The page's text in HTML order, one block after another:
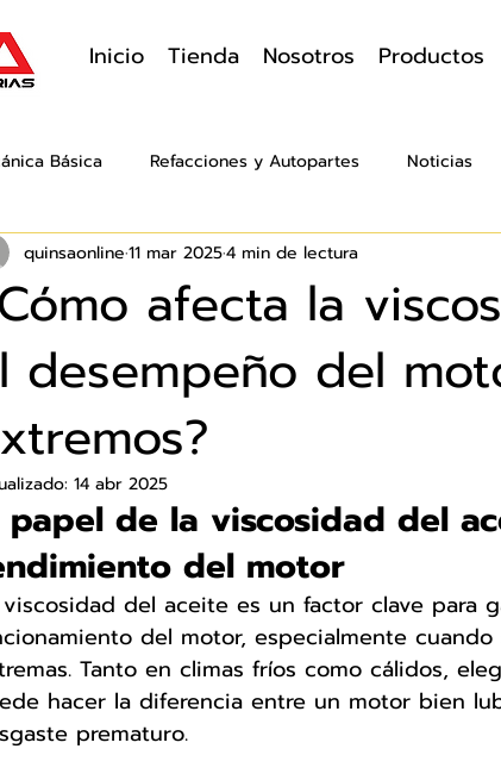
Inicio Tienda Nosotros Productos
Básica Refacciones y Autopartes Noticias
afecta la
desempeño del
quinsaonline11 mar 20254 min de lectura
14 abr 2025
papel de la viscosidad del
del motor
del aceite es un factor clave para
del motor, especialmente
Tanto en climas fríos como cálidos,
hacer la diferencia entre un motor bien
prematuro.